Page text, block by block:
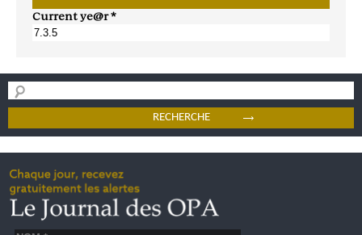
Current ye@r*